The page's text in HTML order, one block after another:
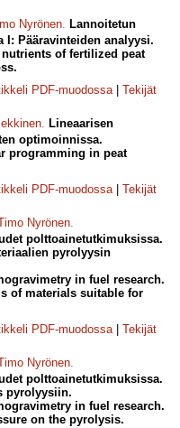
Nyrönen. Lannoitetun
I: Pääravinteiden analyysi.
of fertilized peat
PDF-muodossa| Tekijät
. Lineaarisen
optimoinnissa.
programming in peat
PDF-muodossa| Tekijät
Nyrönen.
polttoainetutkimuksissa.
pyrolyysin
in fuel research.
of materials suitable for
PDF-muodossa| Tekijät
Nyrönen.
polttoainetutkimuksissa.
pyrolyysiin.
in fuel research.
on the pyrolysis.